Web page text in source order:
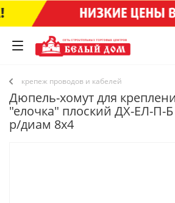
крепеж проводов и кабелей
Дюпель-хомут для
"елочка" плоский ДХ-ЕЛ-П-
р/диам 8х4